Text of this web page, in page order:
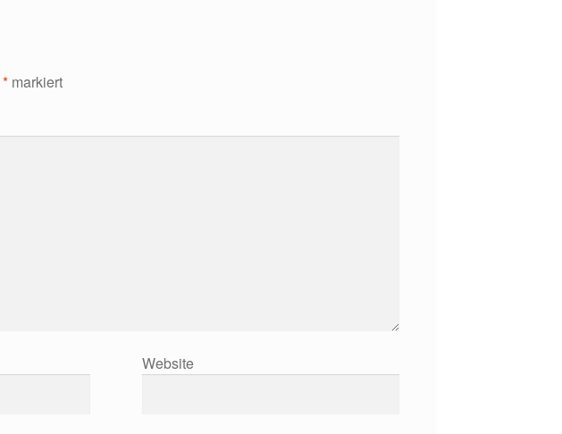
*markiert
Website